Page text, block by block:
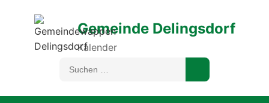
Gemeinde Delingsdorf
Kalender